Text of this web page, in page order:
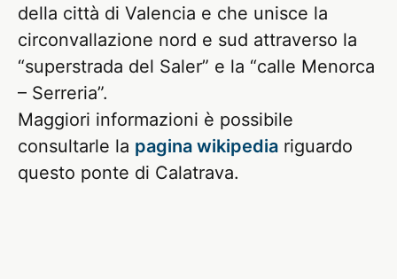
della città di Valencia e che unisce la
circonvallazione nord e sud attraverso la
“superstrada del Saler” e la “calle Menorca
– Serreria”.
Maggiori informazioni è possibile
consultarle la pagina wikipedia riguardo
questo ponte di Calatrava.